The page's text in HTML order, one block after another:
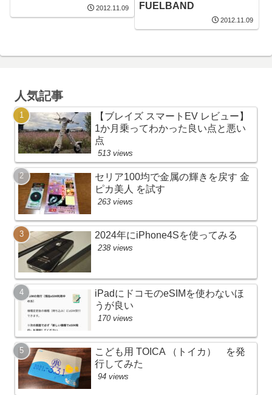
2012.11.09
FUELBAND
2012.11.09
人気記事
【ブレイズ スマートEV レビュー】
1か月乗ってわかった良い点と悪い
点
513 views
セリア100均で金属の輝きを戻す 金
ピカ美人 を試す
263 views
2024年にiPhone4Sを使ってみる
238 views
iPadにドコモのeSIMを使わないほ
うが良い
170 views
こども用 TOICA （トイカ） を発
行してみた
94 views